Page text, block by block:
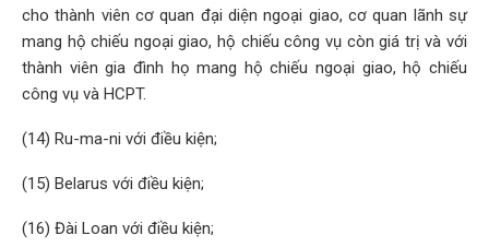
cho thành viên cơ quan đại diện ngoại giao, cơ quan lãnh sự
mang hộ chiếu ngoại giao, hộ chiếu công vụ còn giá trị và với
thành viên gia đình họ mang hộ chiếu ngoại giao, hộ chiếu
công vụ và HCPT.
(14) Ru-ma-ni với điều kiện;
(15) Belarus với điều kiện;
(16) Đài Loan với điều kiện;